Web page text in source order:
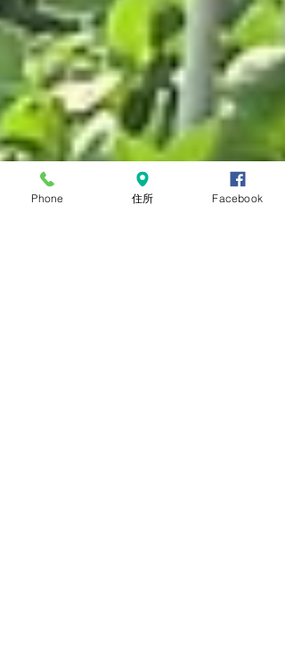
Phone 住所 Facebook